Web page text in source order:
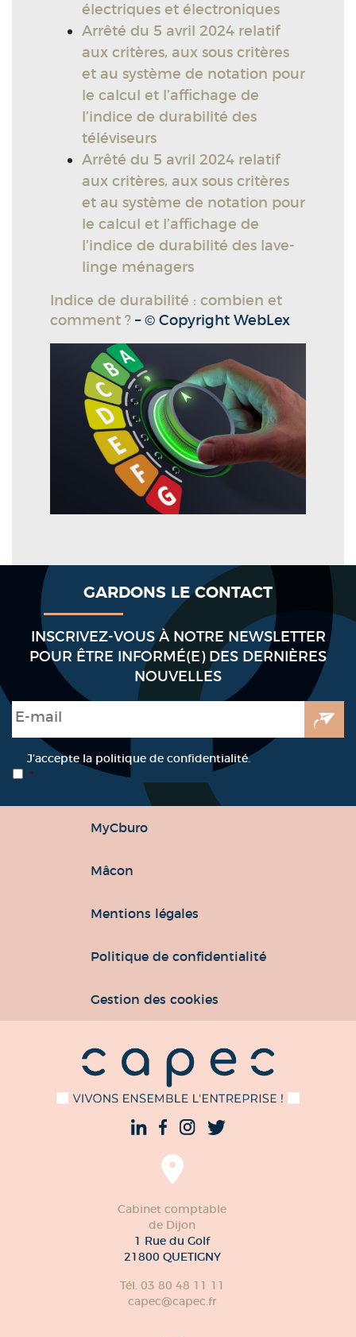
électriques et électroniques
Arrêté du 5 avril 2024 relatif
aux critères, aux sous critères
et au système de notation pour
le calcul et l’affichage de
l’indice de durabilité des
téléviseurs
Arrêté du 5 avril 2024 relatif
aux critères, aux sous critères
et au système de notation pour
le calcul et l’affichage de
l’indice de durabilité des lave-
linge ménagers
Indice de durabilité : combien et
comment ? – © Copyright WebLex
GARDONS LE CONTACT
INSCRIVEZ-VOUS À NOTRE NEWSLETTER
POUR ÊTRE INFORMÉ(E) DES DERNIÈRES
NOUVELLES
E-mail
RGPD *
J’accepte la politique de confidentialité.
*
MyCburo
Mâcon
Mentions légales
Politique de confidentialité
Gestion des cookies
Cabinet comptable
de Dijon
1 Rue du Golf
21800 QUETIGNY
Tél. 03 80 48 11 11
capec@capec.fr